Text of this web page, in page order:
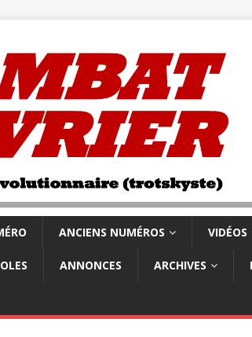
ANCIENS NUMÉROS VIDÉOS
ANNONCES ARCHIVES